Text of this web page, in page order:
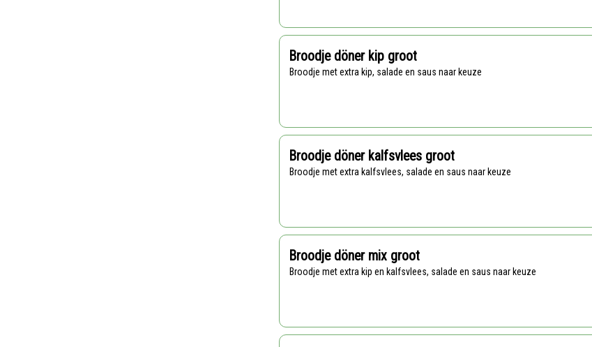
Broodje döner kip groot
Broodje met extra kip, salade en saus naar keuze
Broodje döner kalfsvlees groot
Broodje met extra kalfsvlees, salade en saus naar keuze
Broodje döner mix groot
Broodje met extra kip en kalfsvlees, salade en saus naar keuze